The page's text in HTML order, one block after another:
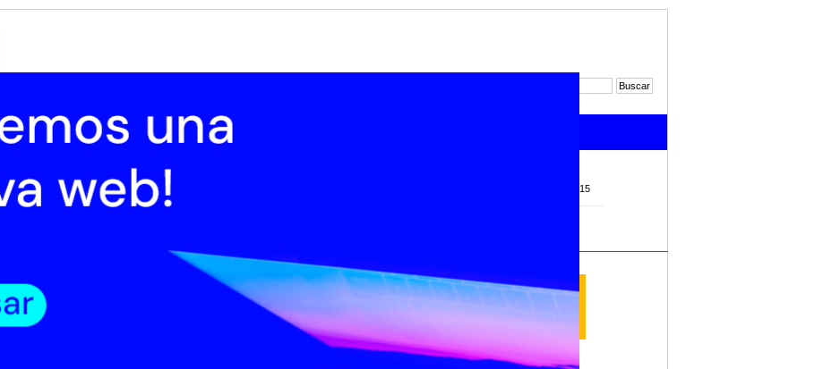
Inicio Institucional Normativa Trámites
Noticias 2021 Noticias 2020 Noticias 2015
Retina Latina - Realidades mediáticas a través del cine
Retina Latina estrena nuevo ciclo con la participación de una película uruguaya
A partir del 14 de noviembre se podrá ver por Retina Latina el Ciclo de cine "Realidades
Imprimir